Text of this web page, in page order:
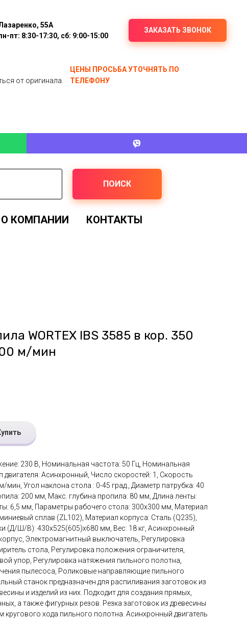
55А
пт: 8:30-17:30, сб: 9:00-15:00
ЗАКАЗАТЬ ЗВОНОК
ЦЕНЫ ПРОСЬБА УТОЧНЯТЬ ПО
ТЕЛЕФОНУ
от оригинала.
ПОИСК
О КОМПАНИИ КОНТАКТЫ
WORTEX IBS 3585 в кор. 350
м/мин
230 В, Номинальная частота: 50 Гц, Номинальная
двигателя: Асинхронный, Число скоростей: 1, Скорость
мин, Угол наклона стола : 0-45 град., Диаметр патрубка: 40
200 мм, Макс. глубина пропила: 80 мм, Длина ленты:
6,5 мм, Параметры рабочего стола: 300х300 мм, Материал
сплав (ZL102), Материал корпуса: Сталь (Q235),
(Д/Ш/В): 430х525(605)х680 мм, Вес: 18 кг, Асинхронный
Электромагнитный выключатель, Регулировка
стола, Регулировка положения ограничителя,
упор, Регулировка натяжения пильного полотна,
пылесоса, Роликовые направляющие пильного
станок предназначен для распиливания заготовок из
и изделий из них. Подходит для создания прямых,
а также фигурных резов. Резка заготовок из древесины
кругового хода пильного полотна. Асинхронный двигатель